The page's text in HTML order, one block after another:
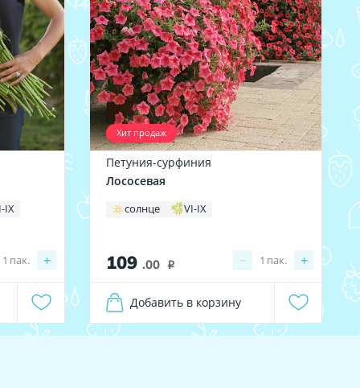
IX
+
1 пак.
Хит продаж
Петуния-сурфиния
Лососевая
солнце VI-IX
109 .00 i − +
1 пак.
Добавить в корзину